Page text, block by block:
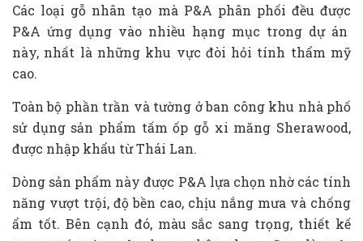
Các loại gỗ nhân tạo mà P&A phân phối đều được
P&A ứng dụng vào nhiều hạng mục trong dự án
này, nhất là những khu vực đòi hỏi tính thẩm mỹ
cao.
Toàn bộ phần trần và tường ở ban công khu nhà phố
sử dụng sản phẩm tấm ốp gỗ xi măng Sherawood,
được nhập khẩu từ Thái Lan.
Dòng sản phẩm này được P&A lựa chọn nhờ các tính
năng vượt trội, độ bền cao, chịu nắng mưa và chống
ẩm tốt. Bên cạnh đó, màu sắc sang trọng, thiết kế